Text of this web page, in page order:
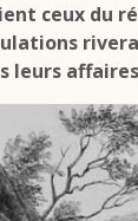
ceux du
leurs